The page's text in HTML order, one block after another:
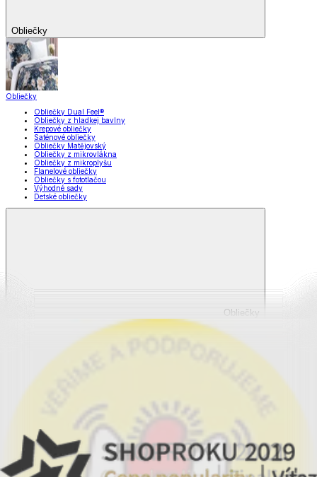
Obliečky
Obliečky
Obliečky Dual Feel®
Obliečky z hladkej bavlny
Krepové obliečky
Saténové obliečky
Obliečky Matějovský
Obliečky z mikrovlákna
Obliečky z mikroplyšu
Flanelové obliečky
Obliečky s fototlačou
Výhodné sady
Detské obliečky
Obliečky
Zobraziť všetko
Všetko z Obliečky